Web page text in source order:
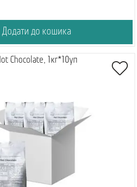
Додати до кошика
Chocolate, 1кг*10уп